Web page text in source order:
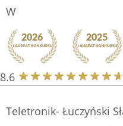
W
8.6
Teletronik- Łuczyński